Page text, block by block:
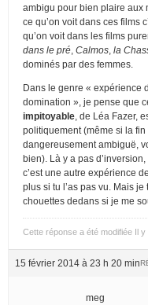
ambigu pour bien plaire aux
ce qu’on voit dans ces films
qu’on voit dans les films
dans le pré Calmos la
dominés par des femmes.
Dans le genre « expérience
domination », je pense que
impitoyable , de Léa Fazer,
politiquement (même si la
dangereusement ambiguë,
bien). Là y a pas
c’est une autre expérience
plus si tu l’as pas vu. Mais
chouettes dedans si je me
Cette réponse a été modifiée Il
15 février 2014 à 23 h 20 min
meg